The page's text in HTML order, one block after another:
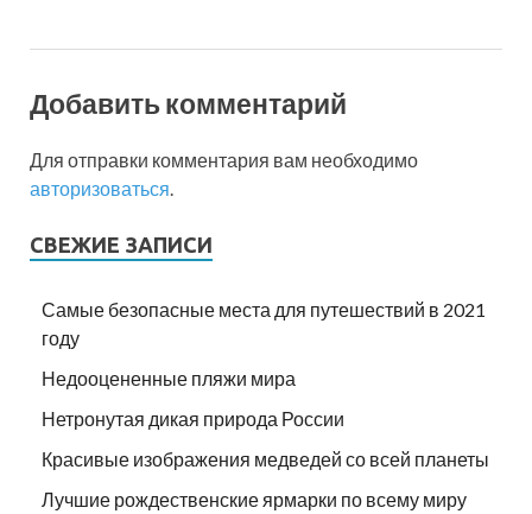
Добавить комментарий
Для отправки комментария вам необходимо
авторизоваться
СВЕЖИЕ ЗАПИСИ
Самые безопасные места для путешествий в 2021
году
Недооцененные пляжи мира
Нетронутая дикая природа России
Красивые изображения медведей со всей планеты
Лучшие рождественские ярмарки по всему миру